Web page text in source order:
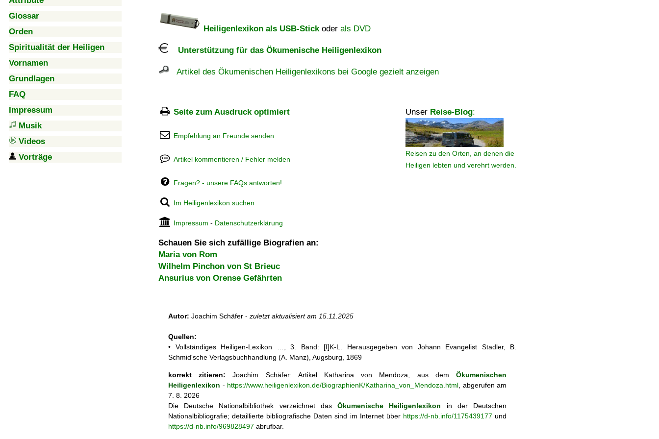
Glossar
Orden
Spiritualität der Heiligen
Vornamen
Grundlagen
FAQ
Impressum
Musik
Videos
Vorträge
Heiligenlexikon als USB-Stickoder als DVD
Unterstützung für das Ökumenische Heiligenlexikon
Artikel des Ökumenischen Heiligenlexikons bei Google gezielt anzeigen
Seite zum Ausdruck optimiert Unser Reise-Blog:
Reisen zu den Orten, an denen die
Heiligen lebten und verehrt werden.
Empfehlung an Freunde senden
Artikel kommentieren / Fehler melden
Fragen? - unsere FAQs antworten!
Im Heiligenlexikon suchen
Impressum - Datenschutzerklärung
Schauen Sie sich zufällige Biografien an:
Maria von Rom
Wilhelm Pinchon von St Brieuc
Ansurius von Orense Gefährten
Autor: Joachim Schäfer - zuletzt aktualisiert am 15.11.2025
Quellen:
• Vollständiges Heiligen-Lexikon …, 3. Band: [I]K-L. Herausgegeben von Johann Evangelist Stadler, B.
Schmid'sche Verlagsbuchhandlung (A. Manz), Augsburg, 1869
korrekt zitieren: Joachim Schäfer: Artikel Katharina von Mendoza, aus demÖkumenischen
Heiligenlexikon - https://www.heiligenlexikon.de/BiographienK/Katharina_von_Mendoza.html , abgerufen am
7. 8. 2026
Die Deutsche Nationalbibliothek verzeichnet dasÖkumenische Heiligenlexikon in der Deutschen
Nationalbibliografie; detaillierte bibliografische Daten sind im Internet über https://d-nb.info/1175439177 und
https://d-nb.info/969828497 abrufbar.